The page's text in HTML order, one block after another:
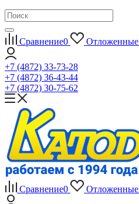
Сравнение0 Отложенные
+7 (4872) 33-73-28
+7 (4872) 36-43-44
+7 (4872) 30-75-62
Сравнение0 Отложенные